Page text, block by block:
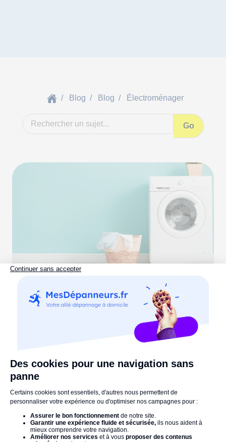
Blog Blog Électroménager
Go
Erreur e03 lave-linge : pourquoi et que
faire ?